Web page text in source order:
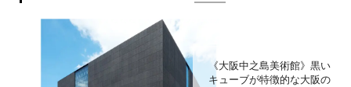
《大阪中之島美術館》黒い
キューブが特徴的な大阪の